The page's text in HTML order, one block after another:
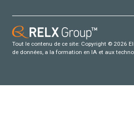
Tout le contenu de ce site: Copyright © 2026
de données, a la formation en IA et aux